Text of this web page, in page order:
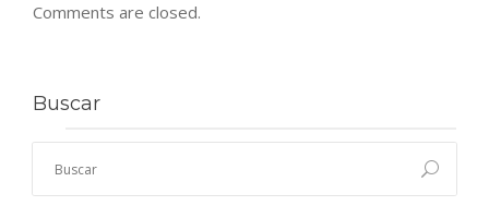
Comments are closed.
Buscar